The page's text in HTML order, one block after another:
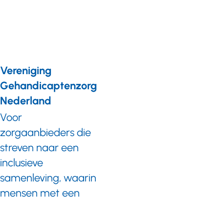
Vereniging
Gehandicaptenzorg
Nederland
Voor
zorgaanbieders die
streven naar een
inclusieve
samenleving, waarin
mensen met een